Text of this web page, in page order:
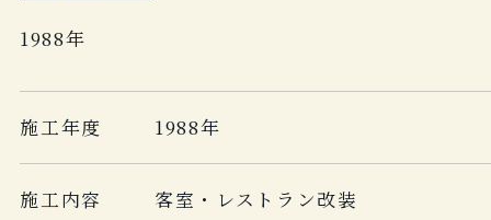
1988年
施工年度 1988年
施工内容 客室・レストラン改装